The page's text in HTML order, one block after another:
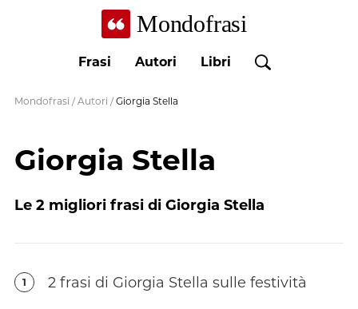
Mondofrasi
Frasi Autori Libri
Mondofrasi / Autori / Giorgia Stella
Giorgia Stella
Le 2 migliori frasi di Giorgia Stella
1 2 frasi di Giorgia Stella sulle festività